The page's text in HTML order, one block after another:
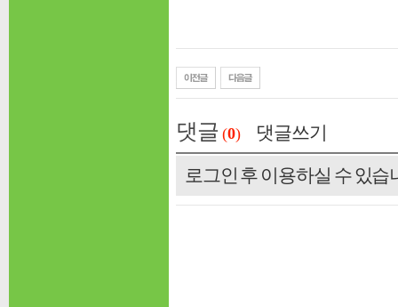
댓글(0)
댓글쓰기
로그인 후 이용하실 수 있